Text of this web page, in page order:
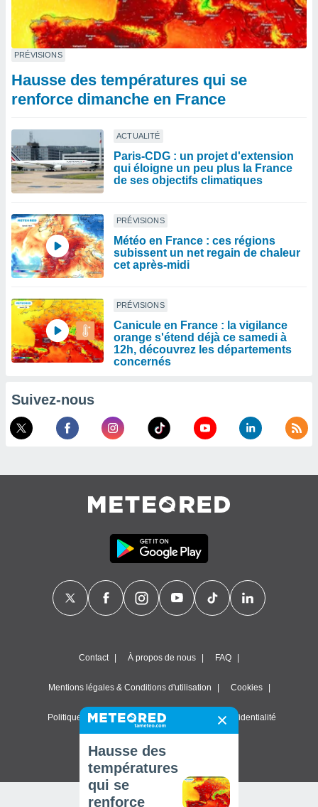
PRÉVISIONS
Hausse des températures qui se
renforce dimanche en France
ACTUALITÉ
Paris-CDG : un projet d'extension
qui éloigne un peu plus la France
de ses objectifs climatiques
PRÉVISIONS
Météo en France : ces régions
subissent un net regain de chaleur
cet après-midi
PRÉVISIONS
Canicule en France : la vigilance
orange s'étend déjà ce samedi à
12h, découvrez les départements
concernés
Suivez-nous
Contact À propos de nous FAQ
Mentions légales & Conditions d'utilisation Cookies
Politique de confidentialité Paramètres de confidentialité
© 2026 Meteored. Tous droits réservés
Hausse des
températures
qui se
renforce